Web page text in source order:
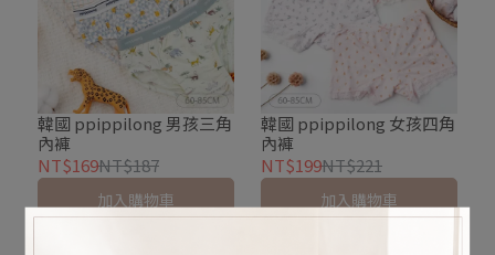
韓國 ppippilong 男孩三角
內褲
NT$169NT$187
加入購物車
韓國 ppippilong 女孩四角
內褲
NT$199NT$221
加入購物車